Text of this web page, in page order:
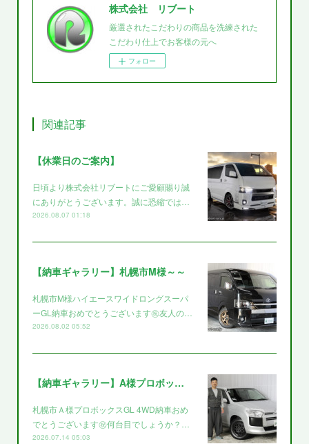
株式会社 リブート
厳選されたこだわりの商品を洗練された
こだわり仕上でお客様の元へ
フォロー
関連記事
【休業日のご案内】
日頃より株式会社リブートにご愛顧賜り誠
にありがとうございます。誠に恐縮では…
2026.08.07 01:18
【納車ギャラリー】札幌市M様～～
札幌市M様ハイエースワイドロングスーパ
ーGL納車おめでとうございます㊗️友人の…
2026.08.02 05:52
【納車ギャラリー】A様プロボックス～～
札幌市Ａ様プロボックスGL 4WD納車おめ
でとうございます㊗️何台目でしょうか？…
2026.07.14 05:03